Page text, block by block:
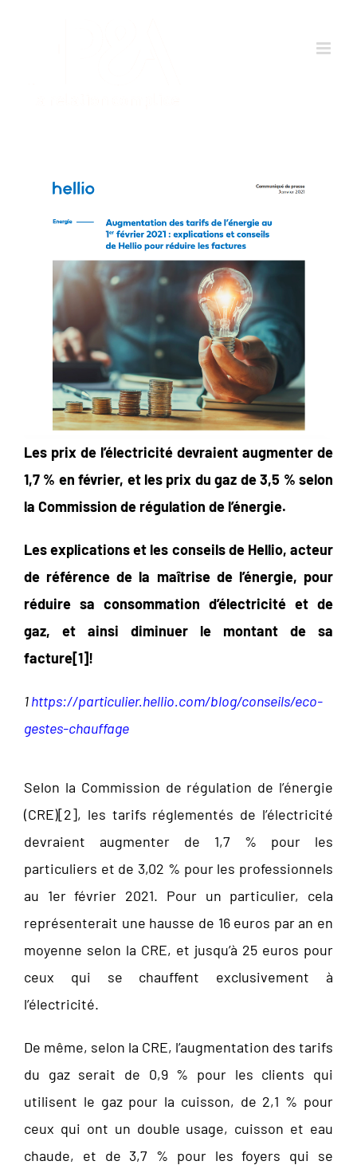
Les prix de l’électricité devraient augmenter de
1,7 % en février, et les prix du gaz de 3,5 % selon
la Commission de régulation de l’énergie.
Les explications et les conseils de Hellio, acteur
de référence de la maîtrise de l’énergie, pour
réduire sa consommation d’électricité et de
gaz, et ainsi diminuer le montant de sa
facture[1]!
1https://particulier.hellio.com/blog/conseils/eco-
gestes-chauffage
Selon la Commission de régulation de l’énergie
(CRE)[2], les tarifs réglementés de l’électricité
devraient augmenter de 1,7 % pour les
particuliers et de 3,02 % pour les professionnels
au 1erfévrier 2021. Pour un particulier, cela
représenterait une hausse de 16 euros par an en
moyenne selon la CRE, et jusqu’à 25 euros pour
ceux qui se chauffent exclusivement à
l’électricité.
De même, selon la CRE, l’augmentation des tarifs
du gaz serait de 0,9 % pour les clients qui
utilisent le gaz pour la cuisson, de 2,1 % pour
ceux qui ont un double usage, cuisson et eau
chaude, et de 3,7 % pour les foyers qui se